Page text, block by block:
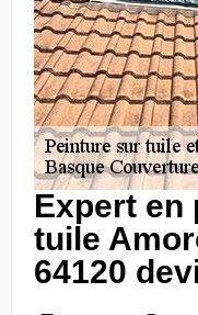
Expert en
tuile
64120